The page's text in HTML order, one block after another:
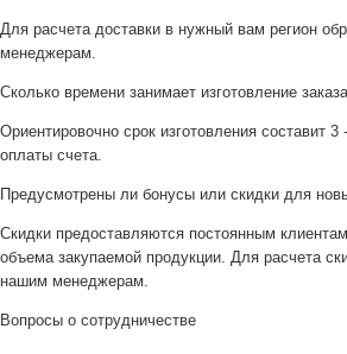
Для расчета доставки в нужный вам регион
менеджерам.
Сколько времени занимает изготовление
Ориентировочно срок изготовления составит
оплаты счета.
Предусмотрены ли бонусы или скидки для
Скидки предоставляются постоянным
объема закупаемой продукции. Для расчета
нашим менеджерам.
Вопросы о сотрудничестве